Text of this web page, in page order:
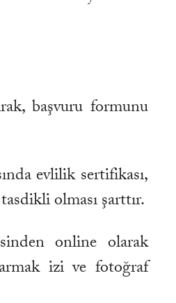
başvuru formunu
evlilik sertifikası,
olması şarttır.
online olarak
izi ve fotoğraf